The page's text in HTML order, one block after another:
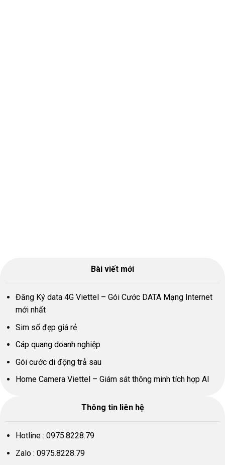
Bài viết mới
Đăng Ký data 4G Viettel – Gói Cước DATA Mạng Internet
mới nhất
Sim số đẹp giá rẻ
Cáp quang doanh nghiệp
Gói cước di động trả sau
Home Camera Viettel – Giám sát thông minh tích hợp AI
Thông tin liên hệ
Hotline : 0975.8228.79
Zalo : 0975.8228.79